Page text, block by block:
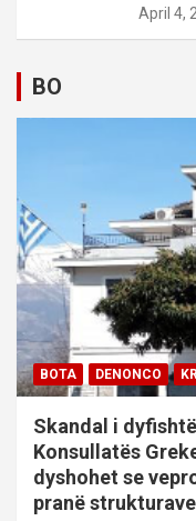
April 4,
BO
BOTA DENONCO
Skandal i
Konsullatës
dyshohet se
pranë